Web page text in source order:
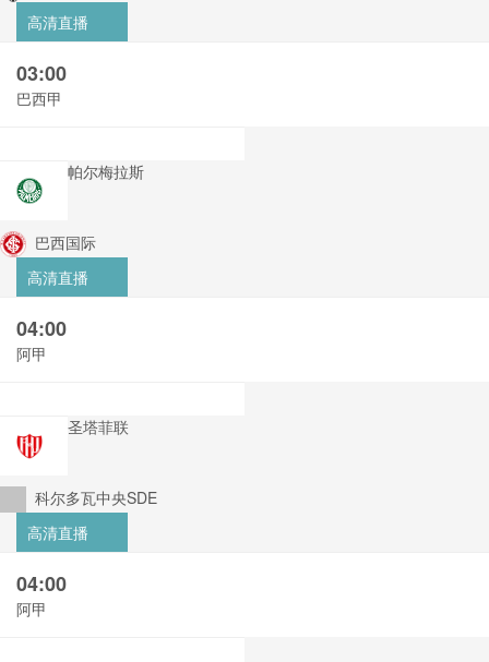
高清直播
03:00
巴西甲
帕尔梅拉斯
巴西国际
高清直播
04:00
阿甲
圣塔菲联
科尔多瓦中央SDE
高清直播
04:00
阿甲